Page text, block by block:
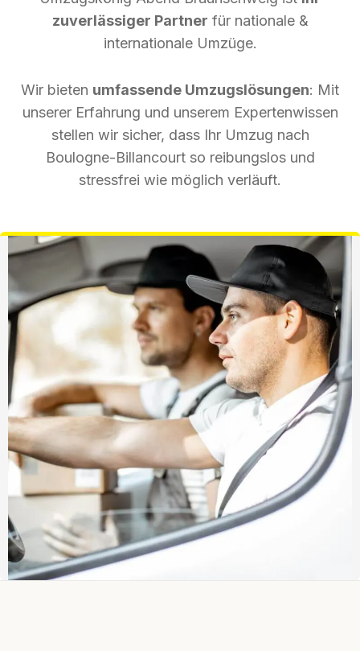
zuverlässiger Partner für nationale &
internationale Umzüge.
Wir bieten umfassende Umzugslösungen: Mit
unserer Erfahrung und unserem Expertenwissen
stellen wir sicher, dass Ihr Umzug nach
Boulogne-Billancourt so reibungslos und
stressfrei wie möglich verläuft.